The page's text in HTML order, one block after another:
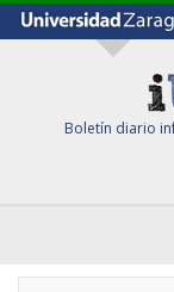
Boletín diario